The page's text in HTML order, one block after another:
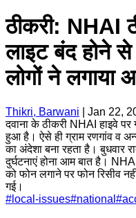
ठीकरी: NHAI
लाइट बंद होने से
लोगों ने लगाया
Thikri, Barwani
Jan 22,
दवाना के ठीकरी NHAI हाइवे
हुआ है। ऐसे ही ग्राम रणगांव व
का अंदेशा बना रहता है। बुधवार
दुर्घटनाएं होना आम बात है।
को फोन लगाने पर फोन रिसीव
गई।
# local-issues#national #